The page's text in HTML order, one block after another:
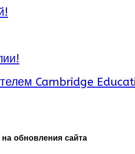
Cambridge
обновления сайта